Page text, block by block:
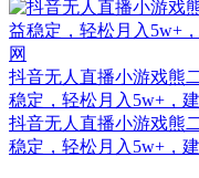
抖音无人直播小游戏熊
稳定，轻松月入5w+，
抖音无人直播小游戏熊
稳定，轻松月入5w+，